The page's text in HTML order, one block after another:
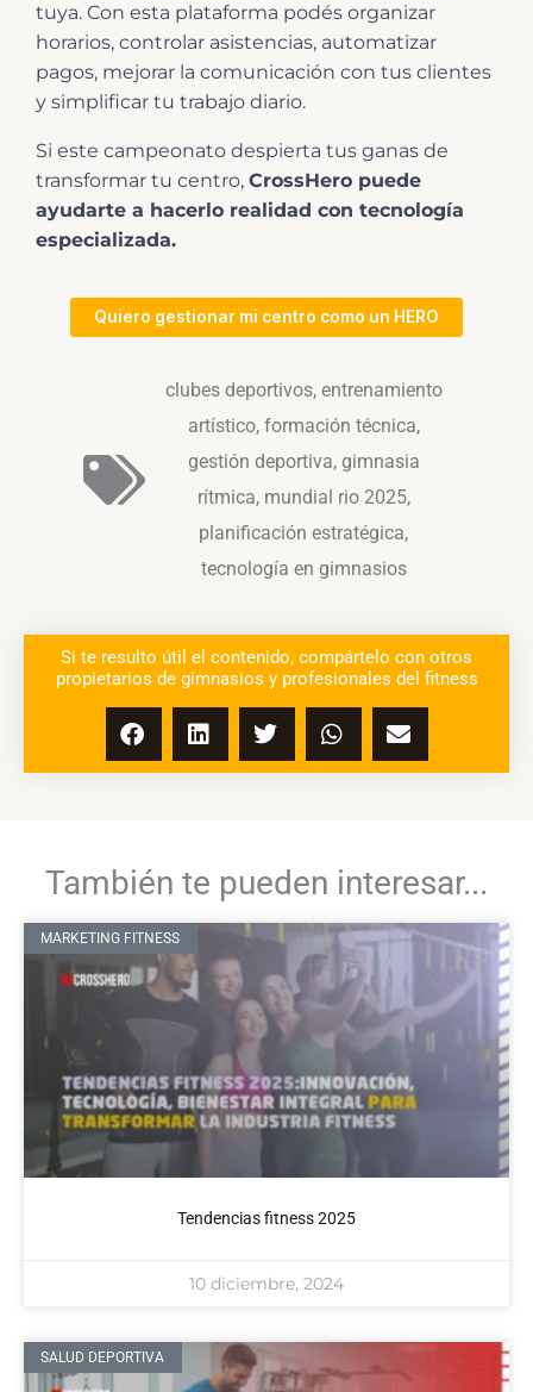
tuya. Con esta plataforma podés organizar
horarios, controlar asistencias, automatizar
pagos, mejorar la comunicación con tus clientes
y simplificar tu trabajo diario.
Si este campeonato despierta tus ganas de
transformar tu centro, CrossHero puede
ayudarte a hacerlo realidad con tecnología
especializada.
Quiero gestionar mi centro como un HERO
clubes deportivos, entrenamiento
artístico, formación técnica,
gestión deportiva, gimnasia
rítmica, mundial rio 2025,
planificación estratégica,
tecnología en gimnasios
Si te resulto útil el contenido, compártelo con otros
propietarios de gimnasios y profesionales del fitness
También te pueden interesar...
MARKETING FITNESS
Tendencias fitness 2025
10 diciembre, 2024
SALUD DEPORTIVA